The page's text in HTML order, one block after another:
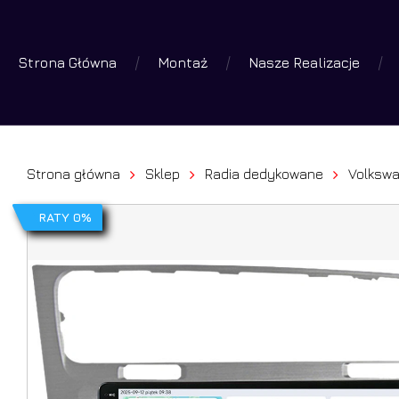
mainStrona Główna Montaż Nasze Realizacje
Strona główna Sklep Radia dedykowane
RATY 0%